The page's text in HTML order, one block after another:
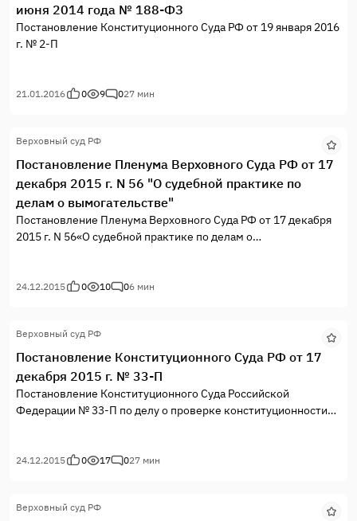
июня 2014 года № 188-ФЗ
Постановление Конституционного Суда РФ от 19 января 2016
г. № 2-П
21.01.2016 0 9 027 мин
Верховный суд РФ
Постановление Пленума Верховного Суда РФ от 17
декабря 2015 г. N 56 "О судебной практике по
делам о вымогательстве"
Постановление Пленума Верховного Суда РФ от 17 декабря
2015 г. N 56«О судебной практике по делам о
24.12.2015 0 10 06 мин
Верховный суд РФ
Постановление Конституционного Суда РФ от 17
декабря 2015 г. № 33-П
Постановление Конституционного Суда Российской
Федерации № 33-П по делу о проверке конституционности
кодекса Российской Федерации в связи с жалобой граждан
24.12.2015 0 17 027 мин
Верховный суд РФ